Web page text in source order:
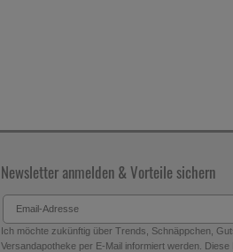
Newsletter anmelden & Vorteile sichern
Ich möchte zukünftig über Trends, Schnäppchen,
Versandapotheke per E-Mail informiert werden.